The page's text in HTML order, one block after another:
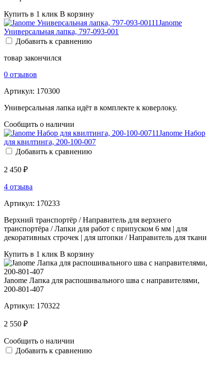
Купить в 1 клик В корзину
Janome
Универсальная лапка, 797-093-001
Добавить к сравнению
товар закончился
0 отзывов
Артикул: 170300
Универсальная лапка идёт в комплекте к коверлоку.
Сообщить о наличии
Janome Набор
для квилтинга, 200-100-007
Добавить к сравнению
2 450 ₽
4 отзыва
Артикул: 170233
Верхний транспортёр / Направитель для верхнего
транспортёра / Лапки для работ с припуском 6 мм | для
декоративных строчек | для штопки / Направитель для ткани
Купить в 1 клик В корзину
Janome Лапка для распошивального шва с направителями,
200-801-407
Артикул: 170322
2 550 ₽
Сообщить о наличии
Добавить к сравнению